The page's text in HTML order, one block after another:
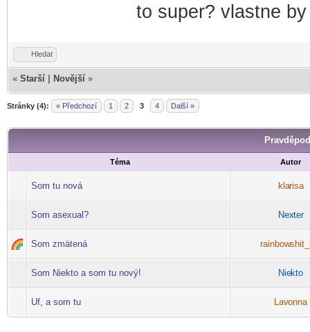
to super? vlastne
Hledat
« Starší Novější »
Stránky (4): « Předchozí 1 2 3 4 Další »
Téma Autor
Som tu nová klarisa
Som asexual? Nexter
Som zmätená rainbow
Som Niekto a som tu nový! Niekto
Uf, a som tu Lavonna